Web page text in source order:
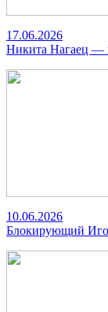
17.06.2026
Никита Нагаец —
10.06.2026
Блокирующий